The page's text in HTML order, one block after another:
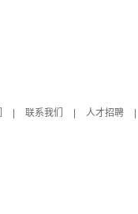
联系我们 人才招聘